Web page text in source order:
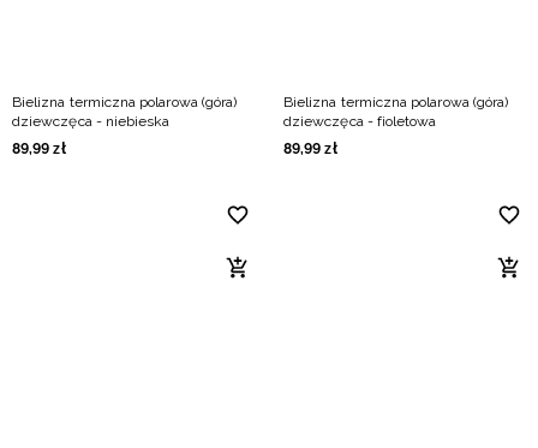
Bielizna termiczna polarowa (góra)
dziewczęca - niebieska
89,99 zł
Bielizna termiczna polarowa (góra)
dziewczęca - fioletowa
89,99 zł